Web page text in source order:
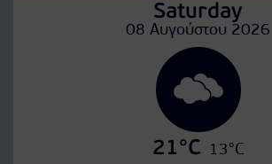
Saturday
08 Αυγούστου 2026
21°C 13°C